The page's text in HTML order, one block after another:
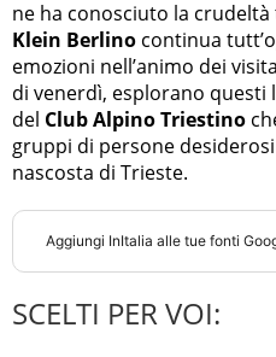
ne ha conosciuto la
Klein Berlino continua
emozioni nell’animo dei
di venerdì, esplorano questi
del Club Alpino Triestino
gruppi di persone
nascosta di Trieste.
Aggiungi InItalia alle tue fonti
SCELTI PER VOI: